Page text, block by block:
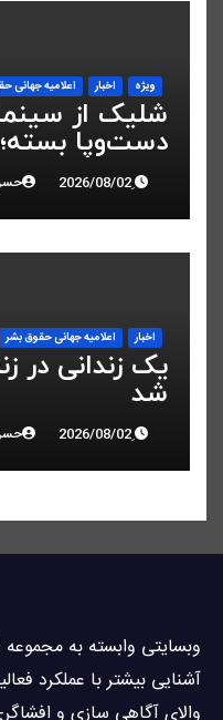
ویژه اخبار اعلاميه جهانی
شلیک از
دست‌وپا
ملی در البرز
اخبار اعلاميه جهانی حقوق بشر
یک زندانی در
شد
وبسايتى وابسته به
آشنایی بيشتر با عملکرد
والاى آگاهى سازی و